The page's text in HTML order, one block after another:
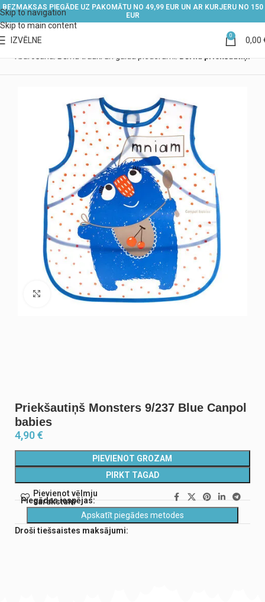
Skip to navigation
Skip to main content
BEZMAKSAS PIEGĀDE UZ PAKOMĀTU NO 49,99 EUR UN AR KURJERU NO 150
EUR
IZVĒLNE 0 0,00
Noklikšķiniet, lai palielinātu
Priekšautiņš Monsters 9/237 Blue Canpol
babies
4,90€
PIEVIENOT GROZAM
PIRKT TAGAD
Pievienot vēlmju
sarakstam
Piegādes iespējas:
Apskatīt piegādes metodes
Droši tiešsaistes maksājumi: